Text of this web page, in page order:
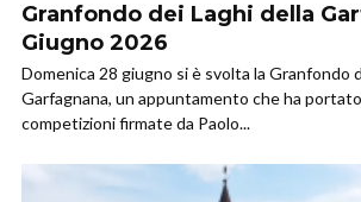
Granfondo dei Laghi della
Giugno 2026
Domenica 28 giugno si è svolta la Granfondo
Garfagnana, un appuntamento che ha
competizioni firmate da Paolo...